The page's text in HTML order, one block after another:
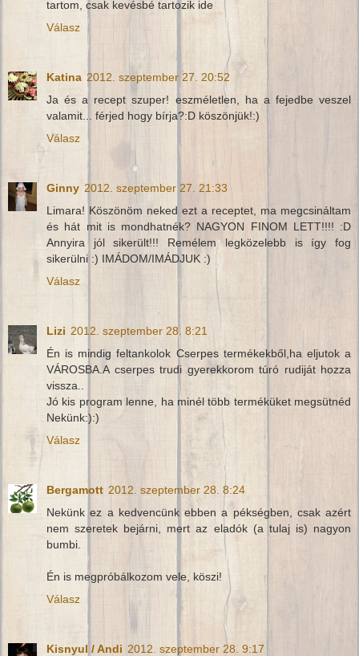
tartom, csak kevésbé tartozik ide
Válasz
Katina 2012. szeptember 27. 20:52
Ja és a recept szuper! eszméletlen, ha a fejedbe veszel
valamit... férjed hogy bírja?:D köszönjük!:)
Válasz
Ginny 2012. szeptember 27. 21:33
Limara! Köszönöm neked ezt a receptet, ma megcsináltam
és hát mit is mondhatnék? NAGYON FINOM LETT!!!! :D
Annyira jól sikerült!!! Remélem legközelebb is így fog
sikerülni :) IMÁDOM/IMÁDJUK :)
Válasz
Lizi 2012. szeptember 28. 8:21
Én is mindig feltankolok Cserpes termékekből,ha eljutok a
VÁROSBA.A cserpes trudi gyerekkorom túró rudiját hozza
vissza..
Jó kis program lenne, ha minél több terméküket megsütnéd
Nekünk:):)
Válasz
Bergamott 2012. szeptember 28. 8:24
Nekünk ez a kedvencünk ebben a pékségben, csak azért
nem szeretek bejárni, mert az eladók (a tulaj is) nagyon
bumbi.
Én is megpróbálkozom vele, köszi!
Válasz
Kisnyul / Andi 2012. szeptember 28. 9:17